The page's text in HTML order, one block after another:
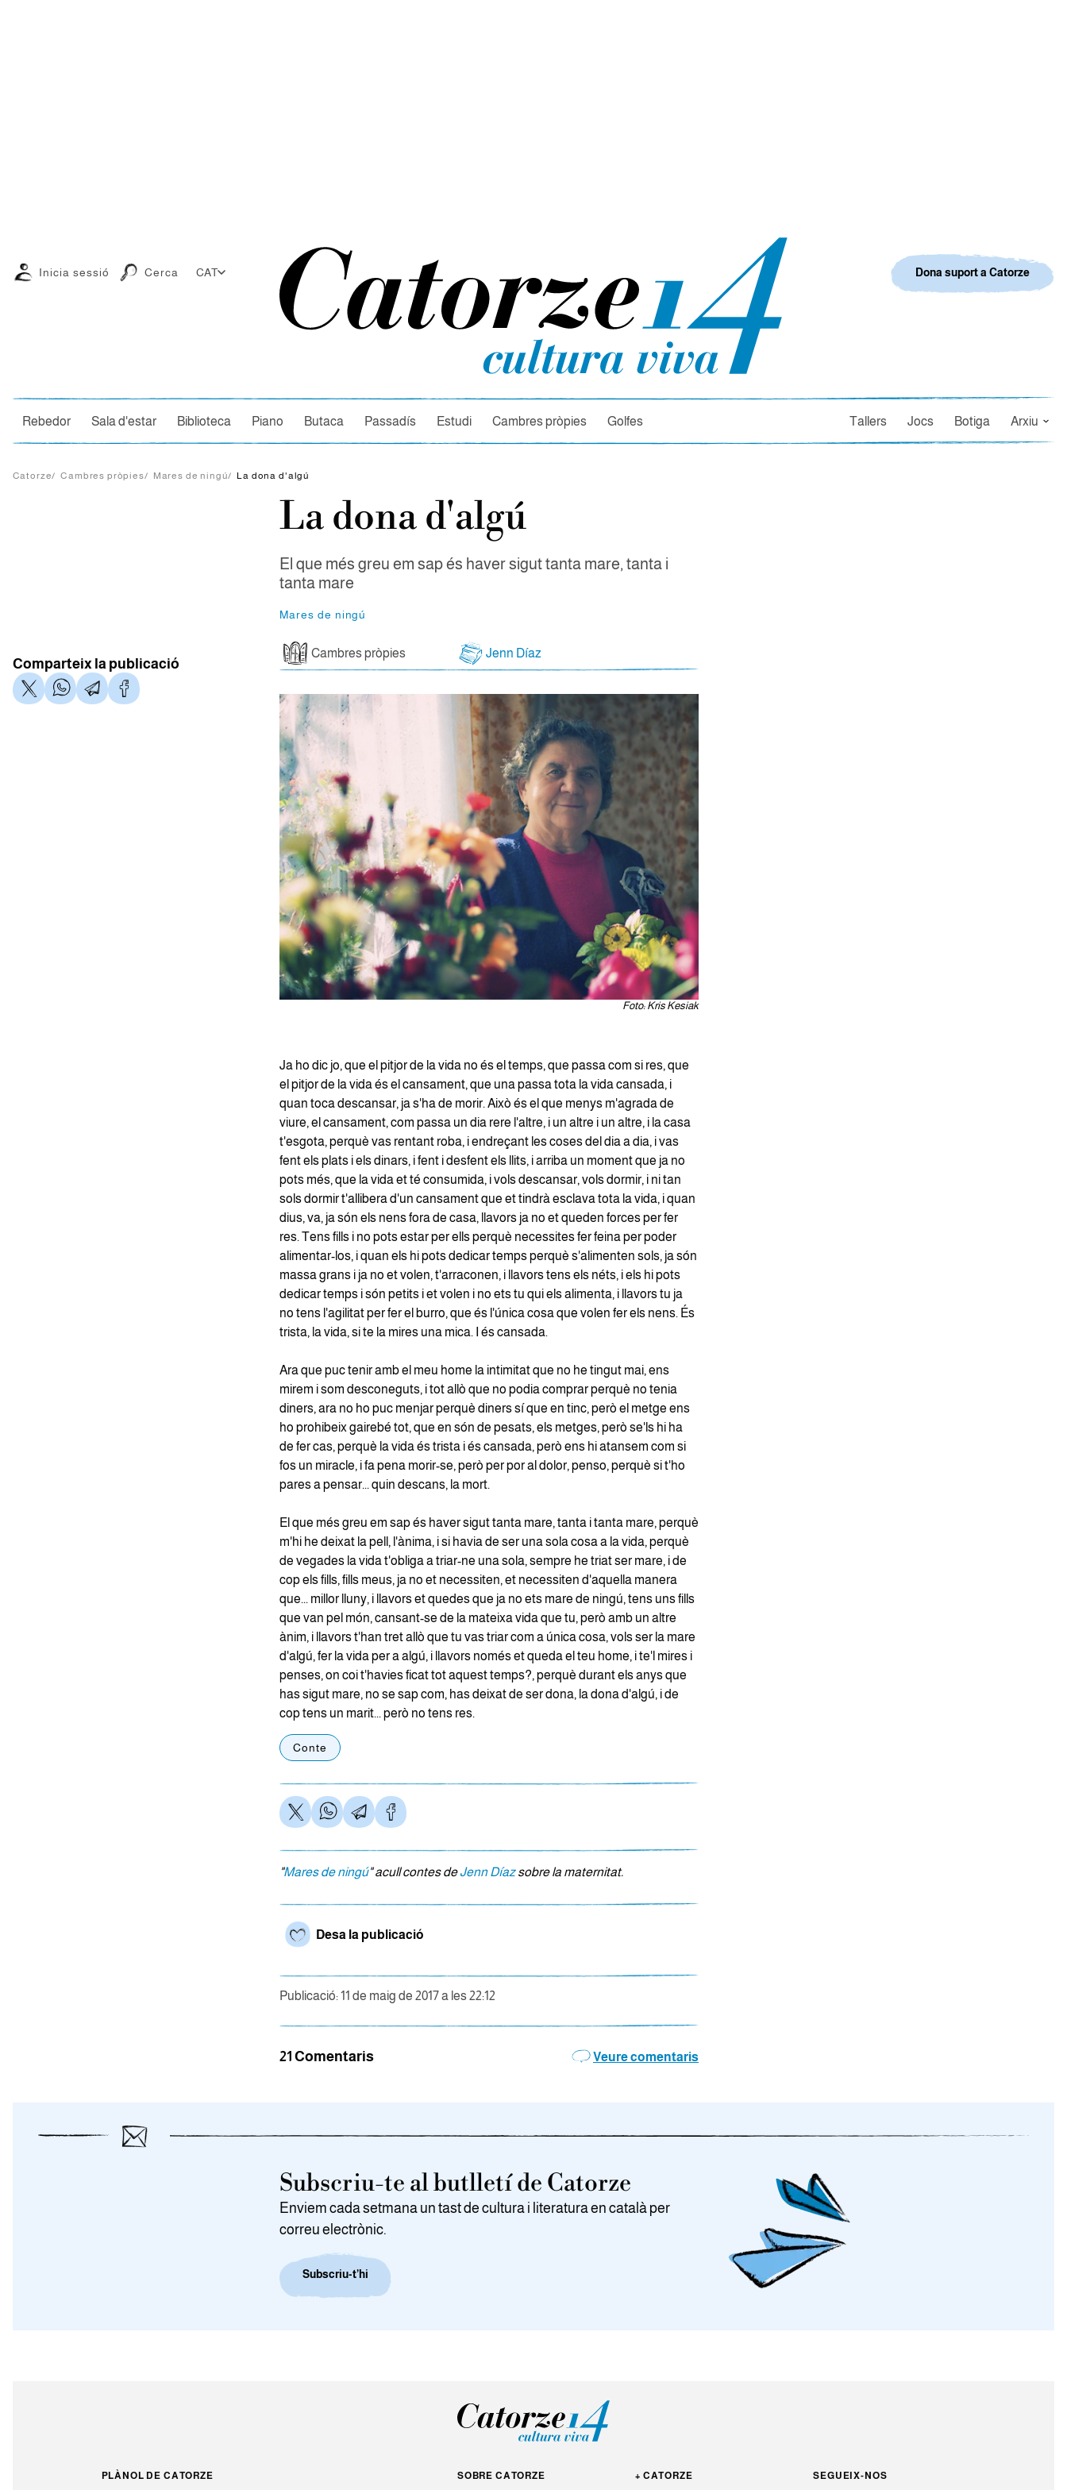
Cercador
Inicia sessió Cerca CAT
Rebedor Sala d'estar Biblioteca Piano Butaca Passadís Estudi Cambres pròpies Golfes Tallers Jocs Botiga Arxiu
Dona suport a Catorze
Catorze/ Cambres pròpies/ Mares de ningú/ La dona d'algú
La dona d'algú
El que més greu em sap és haver sigut tanta mare, tanta i
tanta mare
Mares de ningú
Cambres pròpies Jenn Díaz
Comparteix la publicació
Foto: Kris Kesiak
Ja ho dic jo, que el pitjor de la vida no és el temps, que passa com si res, que
el pitjor de la vida és el cansament, que una passa tota la vida cansada, i
quan toca descansar, ja s'ha de morir. Això és el que menys m'agrada de
viure, el cansament, com passa un dia rere l'altre, i un altre i un altre, i la casa
t'esgota, perquè vas rentant roba, i endreçant les coses del dia a dia, i vas
fent els plats i els dinars, i fent i desfent els llits, i arriba un moment que ja no
pots més, que la vida et té consumida, i vols descansar, vols dormir, i ni tan
sols dormir t'allibera d'un cansament que et tindrà esclava tota la vida, i quan
dius, va, ja són els nens fora de casa, llavors ja no et queden forces per fer
res. Tens fills i no pots estar per ells perquè necessites fer feina per poder
alimentar-los, i quan els hi pots dedicar temps perquè s'alimenten sols, ja són
massa grans i ja no et volen, t'arraconen, i llavors tens els néts, i els hi pots
dedicar temps i són petits i et volen i no ets tu qui els alimenta, i llavors tu ja
no tens l'agilitat per fer el burro, que és l'única cosa que volen fer els nens. És
trista, la vida, si te la mires una mica. I és cansada.
Ara que puc tenir amb el meu home la intimitat que no he tingut mai, ens
mirem i som desconeguts, i tot allò que no podia comprar perquè no tenia
diners, ara no ho puc menjar perquè diners sí que en tinc, però el metge ens
ho prohibeix gairebé tot, que en són de pesats, els metges, però se'ls hi ha
de fer cas, perquè la vida és trista i és cansada, però ens hi atansem com si
fos un miracle, i fa pena morir-se, però per por al dolor, penso, perquè si t'ho
pares a pensar... quin descans, la mort.
El que més greu em sap és haver sigut tanta mare, tanta i tanta mare, perquè
m'hi he deixat la pell, l'ànima, i si havia de ser una sola cosa a la vida, perquè
de vegades la vida t'obliga a triar-ne una sola, sempre he triat ser mare, i de
cop els fills, fills meus, ja no et necessiten, et necessiten d'aquella manera
que... millor lluny, i llavors et quedes que ja no ets mare de ningú, tens uns fills
que van pel món, cansant-se de la mateixa vida que tu, però amb un altre
ànim, i llavors t'han tret allò que tu vas triar com a única cosa, vols ser la mare
d'algú, fer la vida per a algú, i llavors només et queda el teu home, i te'l mires i
penses, on coi t'havies ficat tot aquest temps?, perquè durant els anys que
has sigut mare, no se sap com, has deixat de ser dona, la dona d'algú, i de
cop tens un marit... però no tens res.
Conte
"Mares de ningú" acull contes deJenn Díazsobre la maternitat.
Desa la publicació
Publicació: 11 de maig de 2017 a les 22:12
21 Comentaris Veure comentaris
Subscriu-te al butlletí de Catorze
Enviem cada setmana un tast de cultura i literatura en català per
correu electrònic.
Subscriu-t’hi
PLÀNOL DE CATORZE SOBRE CATORZE + CATORZE SEGUEIX-NOS